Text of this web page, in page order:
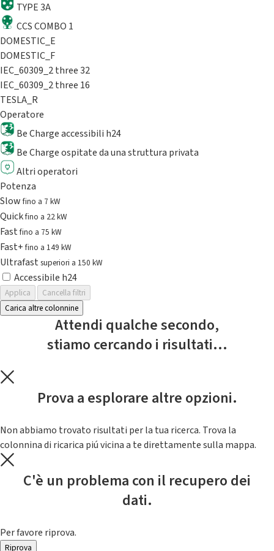
TYPE 3A
CCS COMBO 1
DOMESTIC_E
DOMESTIC_F
IEC_60309_2 three 32
IEC_60309_2 three 16
TESLA_R
Operatore
Be Charge accessibili h24
Be Charge ospitate da una struttura privata
Altri operatori
Potenza
Slowfino a 7 kW
Quickfino a 22 kW
Fastfino a 75 kW
Fast+fino a 149 kW
Ultrafast superiori a 150 kW
Accessibile h24
Applica
Cancella filtri
Carica altre colonnine
Attendi qualche secondo,
stiamo cercando i risultati...
Prova a esplorare altre opzioni.
Non abbiamo trovato risultati per la tua ricerca. Trova la
colonnina di ricarica piú vicina a te direttamente sulla mappa.
C'è un problema con il recupero dei
dati.
Per favore riprova.
Riprova